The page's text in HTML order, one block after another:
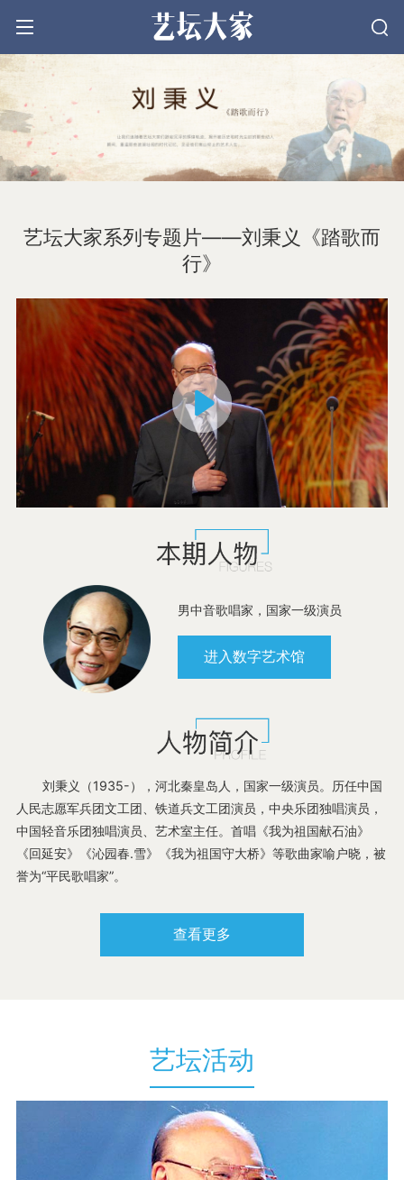
文学
戏剧
电影
音乐
美术
书法
曲艺
舞蹈
民间文艺
摄影
杂技
艺坛大家系列专题片——刘秉义《踏歌而
行》
男中音歌唱家，国家一级演员
进入数字艺术馆
刘秉义（1935-），河北秦皇岛人，国家一级演员。历任中国
人民志愿军兵团文工团、铁道兵文工团演员，中央乐团独唱演员，
中国轻音乐团独唱演员、艺术室主任。首唱《我为祖国献石油》
《回延安》《沁园春.雪》《我为祖国守大桥》等歌曲家喻户晓，被
誉为“平民歌唱家”。
查看更多
艺坛活动